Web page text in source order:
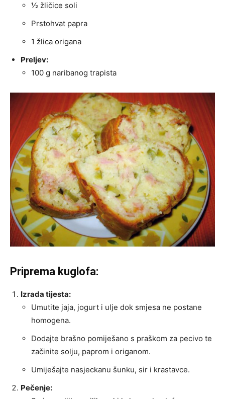
½ žličice soli
Prstohvat papra
1 žlica origana
Preljev:
100 g naribanog trapista
Priprema kuglofa:
Izrada tijesta:
Umutite jaja, jogurt i ulje dok smjesa ne postane
homogena.
Dodajte brašno pomiješano s praškom za pecivo te
začinite solju, paprom i origanom.
Umiješajte nasjeckanu šunku, sir i krastavce.
Pečenje: